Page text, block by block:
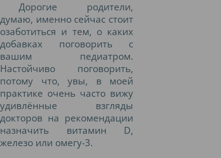
Дорогие родители,
думаю, именно сейчас стоит
озаботиться и тем, о каких
добавках поговорить с
вашим педиатром.
Настойчиво поговорить,
потому что, увы, в моей
практике очень часто вижу
удивлённые взгляды
докторов на рекомендации
назначить витамин D,
железо или омегу-3.